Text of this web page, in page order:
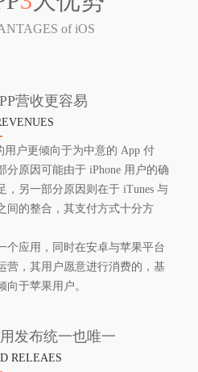
of iOS
营收更容易
用户更倾向于为中意的 App 付
分原因可能由于 iPhone 用户的确
，另一部分原因则在于 iTunes 与
间的整合，其支付方式十分方
个应用，同时在安卓与苹果平台
营，其用户愿意进行消费的，基
向于苹果用户。
发布统一也唯一
RELEAES